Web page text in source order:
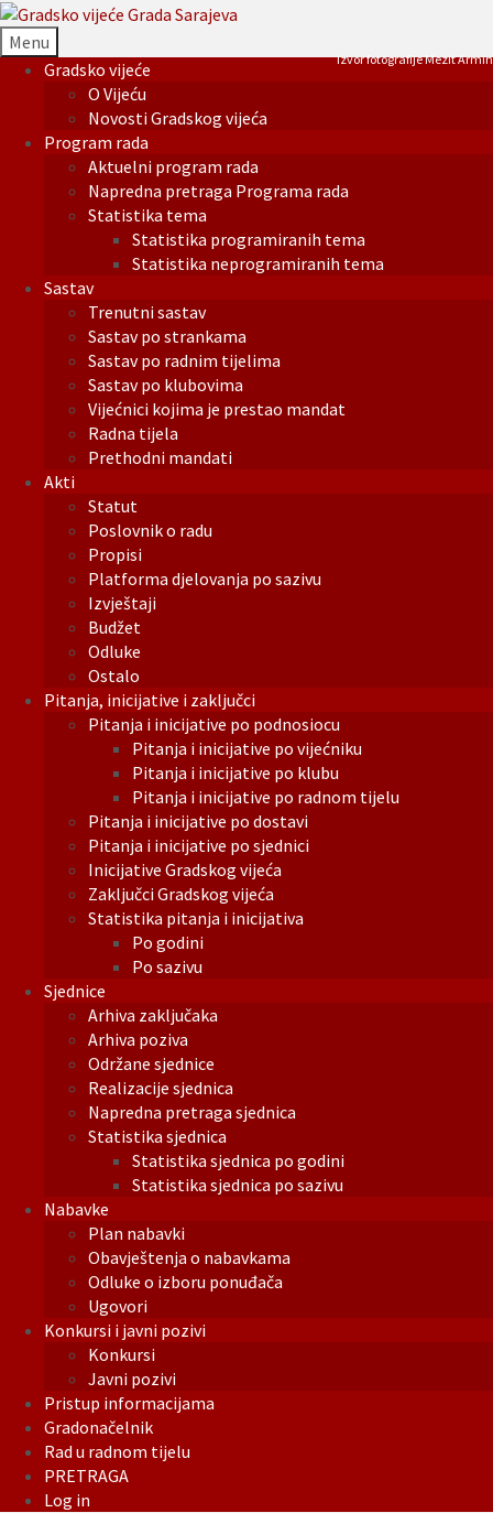
Menu
Gradsko vijeće
O Vijeću
Novosti Gradskog vijeća
Program rada
Aktuelni program rada
Napredna pretraga Programa rada
Statistika tema
Statistika programiranih tema
Statistika neprogramiranih tema
Sastav
Trenutni sastav
Sastav po strankama
Sastav po radnim tijelima
Sastav po klubovima
Vijećnici kojima je prestao mandat
Radna tijela
Prethodni mandati
Akti
Statut
Poslovnik o radu
Propisi
Platforma djelovanja po sazivu
Izvještaji
Budžet
Odluke
Ostalo
Pitanja, inicijative i zaključci
Pitanja i inicijative po podnosiocu
Pitanja i inicijative po vijećniku
Pitanja i inicijative po klubu
Pitanja i inicijative po radnom tijelu
Pitanja i inicijative po dostavi
Pitanja i inicijative po sjednici
Inicijative Gradskog vijeća
Zaključci Gradskog vijeća
Statistika pitanja i inicijativa
Po godini
Po sazivu
Sjednice
Arhiva zaključaka
Arhiva poziva
Održane sjednice
Realizacije sjednica
Napredna pretraga sjednica
Statistika sjednica
Statistika sjednica po godini
Statistika sjednica po sazivu
Nabavke
Plan nabavki
Obavještenja o nabavkama
Odluke o izboru ponuđača
Ugovori
Konkursi i javni pozivi
Konkursi
Javni pozivi
Pristup informacijama
Gradonačelnik
Rad u radnom tijelu
PRETRAGA
Log in
Izvor fotografije Mezit Armin